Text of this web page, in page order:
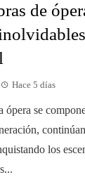
de
Hace 5 días
ópera se
los